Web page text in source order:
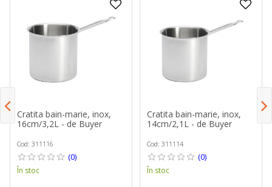
Cratita bain-marie, inox,
16cm/3,2L - de Buyer
Cod: 311116
(0)
În stoc
Cratita bain-marie, inox,
14cm/2,1L - de Buyer
Cod: 311114
(0)
În stoc